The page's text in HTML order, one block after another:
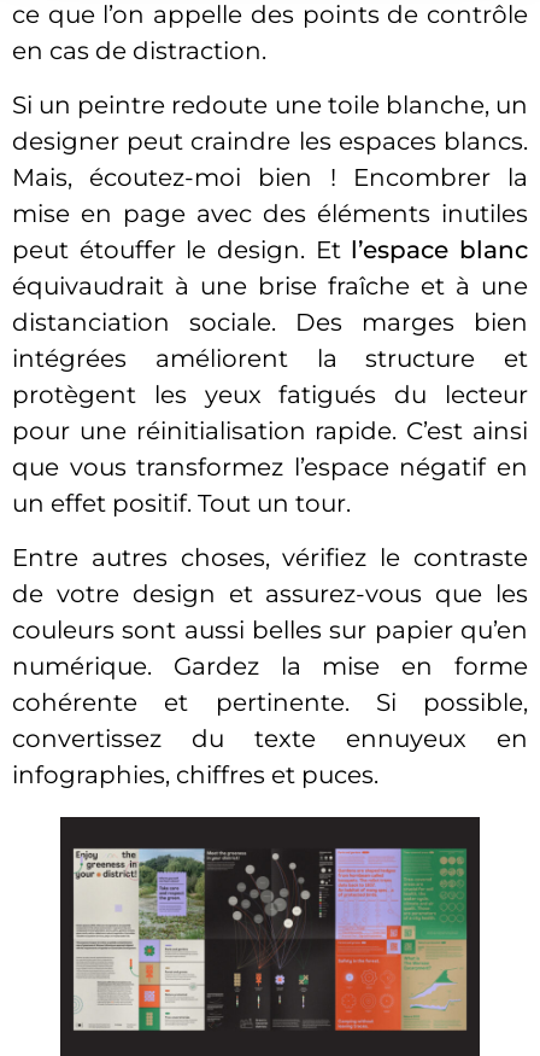
ce que l’on appelle des points de contrôle
en cas de distraction.
Si un peintre redoute une toile blanche, un
designer peut craindre les espaces blancs.
Mais, écoutez-moi bien ! Encombrer la
mise en page avec des éléments inutiles
peut étouffer le design. Et l’espace blanc
équivaudrait à une brise fraîche et à une
distanciation sociale. Des marges bien
intégrées améliorent la structure et
protègent les yeux fatigués du lecteur
pour une réinitialisation rapide. C’est ainsi
que vous transformez l’espace négatif en
un effet positif. Tout un tour.
Entre autres choses, vérifiez le contraste
de votre design et assurez-vous que les
couleurs sont aussi belles sur papier qu’en
numérique. Gardez la mise en forme
cohérente et pertinente. Si possible,
convertissez du texte ennuyeux en
infographies, chiffres et puces.